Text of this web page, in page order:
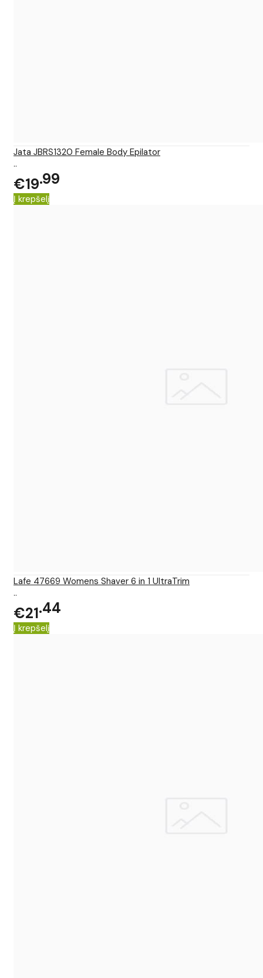
Jata JBRS1320 Female Body Epilator
..
€19 99
Į krepšelį
Lafe 47669 Womens Shaver 6 in 1 UltraTrim
..
€21 44
Į krepšelį